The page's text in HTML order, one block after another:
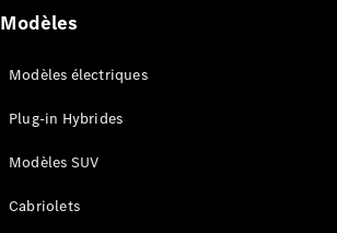
Modèles
Modèles électriques
Plug-in Hybrides
Modèles SUV
Cabriolets